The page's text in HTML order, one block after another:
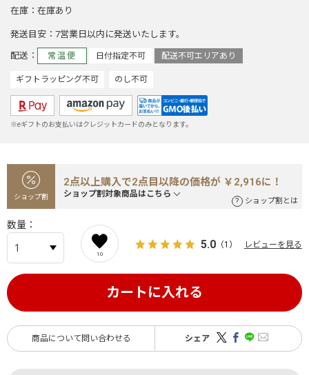
在庫 在庫あり
発送目安 7営業日以内に発送いたします。
配送 常温便 日付指定不可 配送不可エリアあり
ギフトラッピング不可 のし不可
※eギフトのお支払いはクレジットカードのみとなります。
ショップ割
2点以上購入で2点目以降の価格が ￥2,916に！
ショップ割対象商品はこちら
ショップ割とは
数量
10
5.0 （1） レビューを見る
カートに入れる
商品について問い合わせる シェア